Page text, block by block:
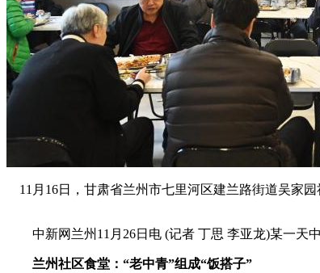
11月16日，甘肃省兰州市七里河区建兰路街道吴家
中新网兰州11月26日电 (记者 丁思 李亚龙)某一天中
兰州社区食堂：“老中青”组成“饭搭子”